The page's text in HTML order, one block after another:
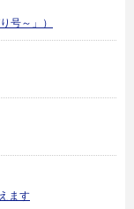
号～」）
ます